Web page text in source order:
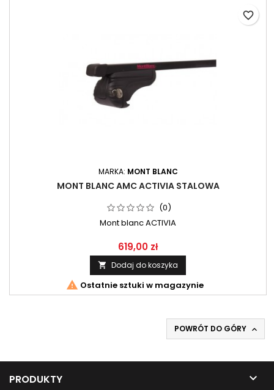
MARKA: MONT BLANC
MONT BLANC AMC ACTIVIA STALOWA
(0)
Mont blanc ACTIVIA
619,00 zł
 Dodaj do koszyka
 Ostatnie sztuki w magazynie
favorite_border
POWRÓT DO GÓRY 
PRODUKTY 